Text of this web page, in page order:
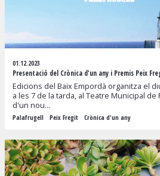
01.12.2023
Presentació del Crònica d'un any i Premis Peix
Edicions del Baix Empordà organitza el
a les 7 de la tarda, al Teatre Municipal
d'un nou...
Palafrugell Peix Fregit Crònica d'un any